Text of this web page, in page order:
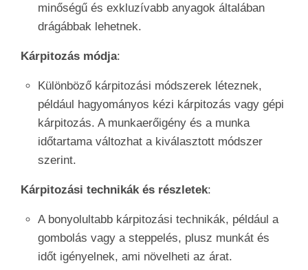
minőségű és exkluzívabb anyagok általában
drágábbak lehetnek.
Kárpitozás módja:
Különböző kárpitozási módszerek léteznek,
például hagyományos kézi kárpitozás vagy gépi
kárpitozás. A munkaerőigény és a munka
időtartama változhat a kiválasztott módszer
szerint.
Kárpitozási technikák és részletek:
A bonyolultabb kárpitozási technikák, például a
gombolás vagy a steppelés, plusz munkát és
időt igényelnek, ami növelheti az árat.